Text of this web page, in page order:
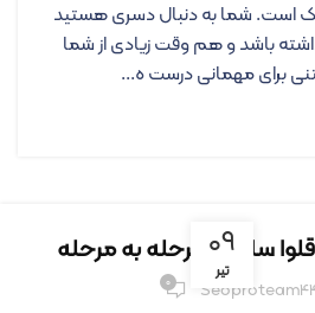
است. شما به دنبال دسری هستید
باشد و هم وقت زیادی از شما
برای مهمانی درست ه...
۰۹
تیر
ساده و مرحله به مرحله
۰